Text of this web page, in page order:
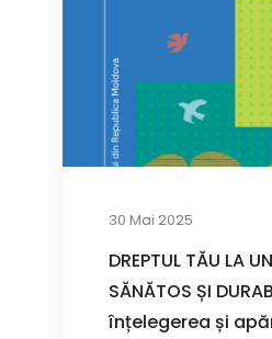
30 Mai 2025
DREPTUL TĂU LA
SĂNĂTOS ȘI
înțelegerea și